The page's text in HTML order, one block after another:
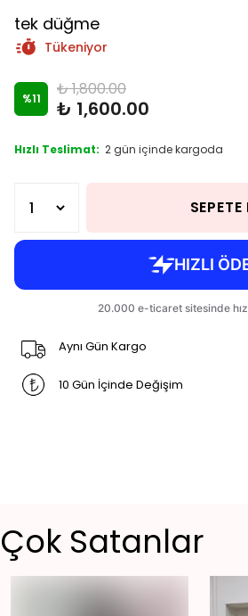
tek düğme
Tükeniyor
%11 ₺ 1,800.00
₺ 1,600.00
Hızlı Teslimat: 2 gün içinde kargoda
SEPETE
Aynı Gün Kargo
10 Gün İçinde Değişim
Çok Satanlar